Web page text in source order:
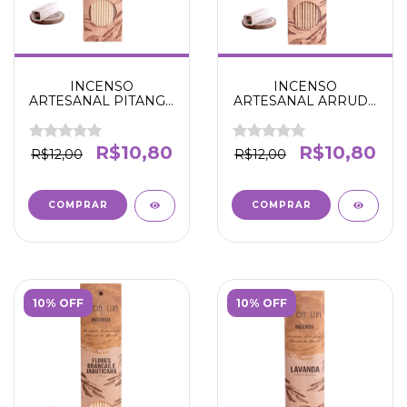
INCENSO
ARTESANAL PITANGA
SEGURANÇA E AMOR
PRÓPRIO -N' DA LUA
R$12,00 R$10,80
INCENSO
ARTESANAL ARRUDA
PURIFICAÇÃO - N' DA
LUA
R$12,00 R$10,80
10% OFF 10% OFF